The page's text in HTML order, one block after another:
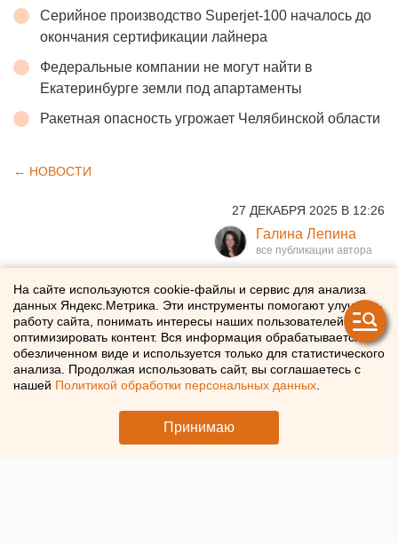
Серийное производство Superjet-100 началось до
окончания сертификации лайнера
Федеральные компании не могут найти в
Екатеринбурге земли под апартаменты
Ракетная опасность угрожает Челябинской области
← НОВОСТИ
27 ДЕКАБРЯ 2025 В 12:26
Галина Лепина
Школьные конфликты в
России будут разрешать по
инструкции
В школы разослали новые правила разрешения
конфликтов с учениками
На сайте используются cookie-файлы и сервис для анализа
данных Яндекс.Метрика. Эти инструменты помогают улучшать
работу сайта, понимать интересы наших пользователей и
оптимизировать контент. Вся информация обрабатывается в
обезличенном виде и используется только для статистического
анализа. Продолжая использовать сайт, вы соглашаетесь с
нашей Политикой обработки персональных данных
Принимаю